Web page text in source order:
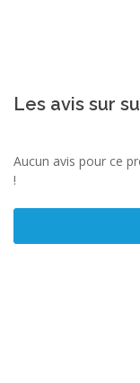
Les avis sur
Aucun avis pour ce
!